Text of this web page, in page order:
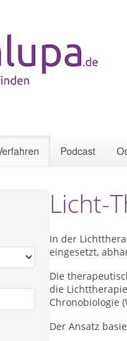
Podcast
Licht-
In der
eingesetzt, abhä
Die
die
Chronobiologie
Der Ansatz